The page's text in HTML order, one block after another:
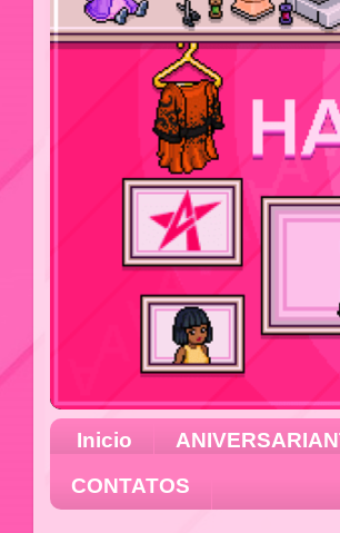
Inicio
CONTATOS